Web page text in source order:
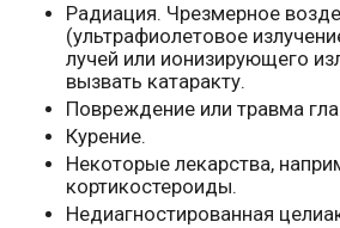
Радиация. Чрезмерное
(ультрафиолетовое
лучей или ионизирующего
вызвать катаракту.
Повреждение или травма
Курение.
Некоторые лекарства,
кортикостероиды.
Недиагностированная